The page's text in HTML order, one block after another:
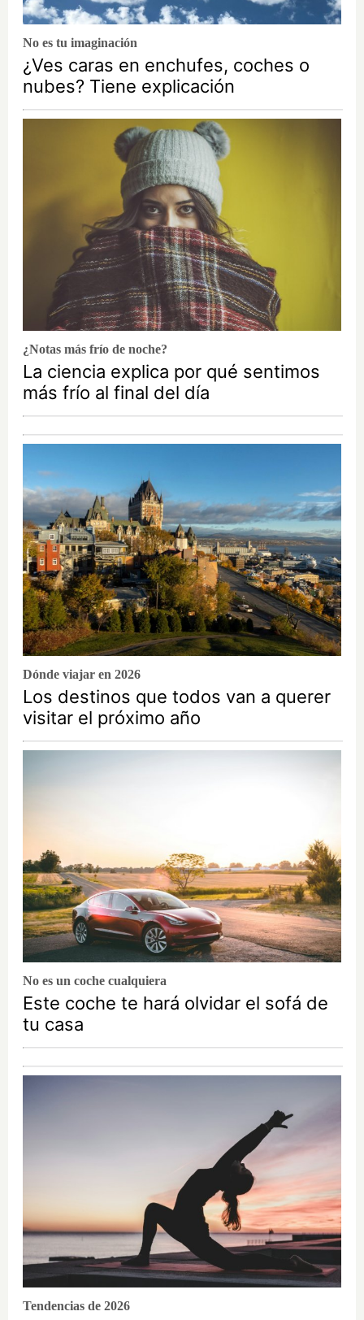
No es tu imaginación
¿Ves caras en enchufes, coches o
nubes? Tiene explicación
¿Notas más frío de noche?
La ciencia explica por qué sentimos
más frío al final del día
Dónde viajar en 2026
Los destinos que todos van a querer
visitar el próximo año
No es un coche cualquiera
Este coche te hará olvidar el sofá de
tu casa
Tendencias de 2026